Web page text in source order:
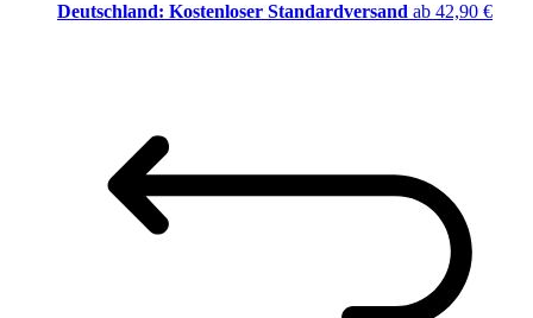
Deutschland: Kostenloser Standardversand ab 42,90 €